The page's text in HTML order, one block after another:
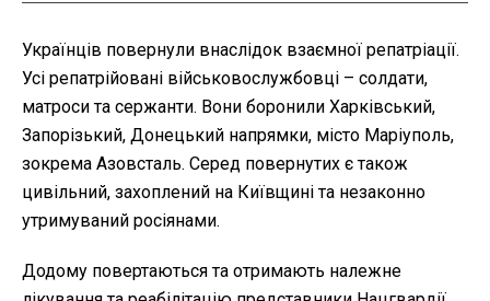
Українців повернули внаслідок взаємної репатріації.
Усі репатрійовані військовослужбовці – солдати,
матроси та сержанти. Вони боронили Харківський,
Запорізький, Донецький напрямки, місто Маріуполь,
зокрема Азовсталь. Серед повернутих є також
цивільний, захоплений на Київщині та незаконно
утримуваний росіянами.
Додому повертаються та отримають належне